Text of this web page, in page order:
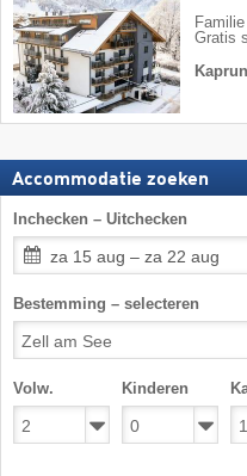
Gratis
Kaprun
Accommodatie zoeken
Inchecken – Uitchecken
za 15 aug – za 22 aug
Bestemming – selecteren
Volw. Kinderen